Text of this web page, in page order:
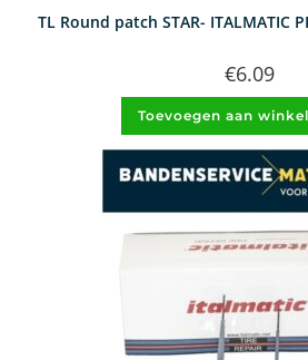
TL Round patch STAR- ITALMATIC
€6.09
Toevoegen aan